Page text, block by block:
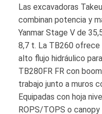
Las excavadoras
combinan potencia y
Yanmar Stage V de
8,7 t. La TB260 ofrece
alto flujo hidráulico
TB280FR FR con
trabajo junto a muros
Equipadas con hoja
ROPS/TOPS o